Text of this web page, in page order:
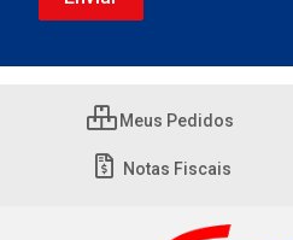
Meus Pedidos
Notas Fiscais